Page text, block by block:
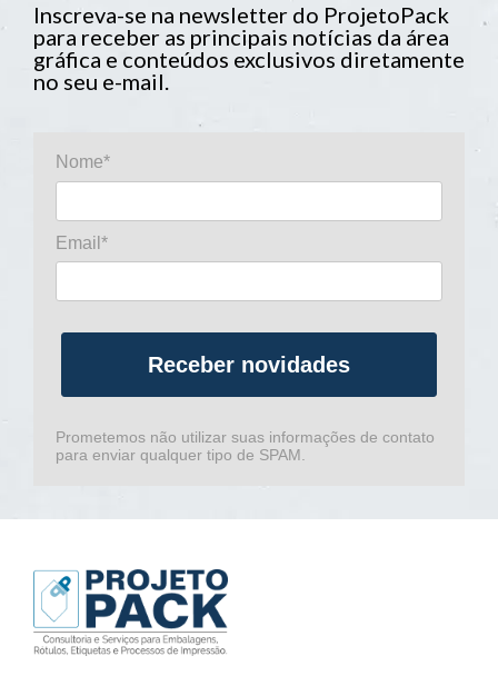
Inscreva-se na newsletter do ProjetoPack
para receber as principais notícias da área
gráfica e conteúdos exclusivos diretamente
no seu e-mail.
Nome*
Email*
Receber novidades
Prometemos não utilizar suas informações de contato
para enviar qualquer tipo de SPAM.